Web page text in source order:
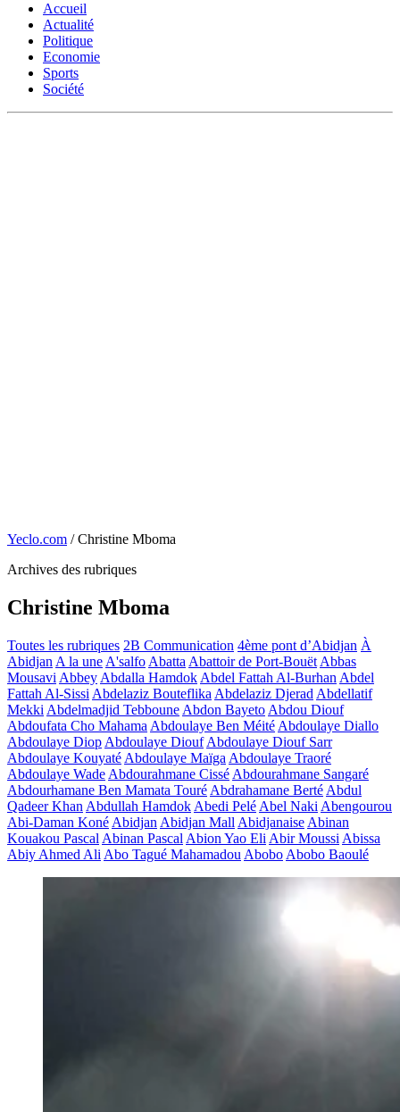
Accueil
Actualité
Politique
Economie
Sports
Société
Yeclo.com / Christine Mboma
Archives des rubriques
Christine Mboma
Toutes les rubriques 2B Communication 4ème pont d’Abidjan À
Abidjan A la une A'salfo Abatta Abattoir de Port-Bouët Abbas
Mousavi Abbey Abdalla Hamdok Abdel Fattah Al-Burhan Abdel
Fattah Al-Sissi Abdelaziz Bouteflika Abdelaziz Djerad Abdellatif
Mekki Abdelmadjid Tebboune Abdon Bayeto Abdou Diouf
Abdoufata Cho Mahama Abdoulaye Ben Méité Abdoulaye Diallo
Abdoulaye Diop Abdoulaye Diouf Abdoulaye Diouf Sarr
Abdoulaye Kouyaté Abdoulaye Maïga Abdoulaye Traoré
Abdoulaye Wade Abdourahmane Cissé Abdourahmane Sangaré
Abdourhamane Ben Mamata Touré Abdrahamane Berté Abdul
Qadeer Khan Abdullah Hamdok Abedi Pelé Abel Naki Abengourou
Abi-Daman Koné Abidjan Abidjan Mall Abidjanaise Abinan
Kouakou Pascal Abinan Pascal Abion Yao Eli Abir Moussi Abissa
Abiy Ahmed Ali Abo Tagué Mahamadou Abobo Abobo Baoulé